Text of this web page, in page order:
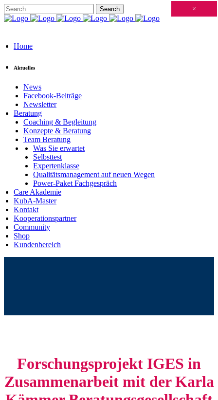
Home
Aktuelles
News
Facebook-Beiträge
Newsletter
Beratung
Coaching & Begleitung
Konzepte & Beratung
Team Beratung
Was Sie erwartet
Selbsttest
Expertenklasse
Qualitätsmanagement auf neuen Wegen
Power-Paket Fachgespräch
Care Akademie
KubA-Master
Kontakt
Kooperationspartner
Community
Shop
Kundenbereich
Forschungsprojekt IGES in
Zusammenarbeit mit der Karla
Schließen
×
×
×
×
×
×
×
×
×
×
×
×
×
×
×
×
×
×
×
×
×
×
×
×
×
×
×
×
×
×
×
×
×
×
×
×
×
×
×
×
×
×
×
×
×
×
×
×
×
×
×
×
×
×
×
×
×
×
×
×
×
×
×
×
×
×
×
×
×
×
×
×
×
×
×
×